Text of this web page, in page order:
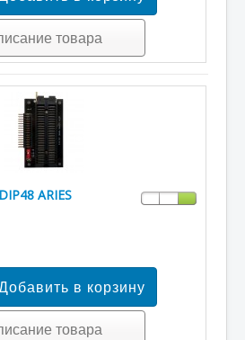
товара
ARIES
товара